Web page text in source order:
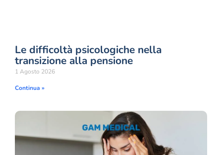
Le difficoltà psicologiche nella
transizione alla pensione
1 Agosto 2026
Continua »